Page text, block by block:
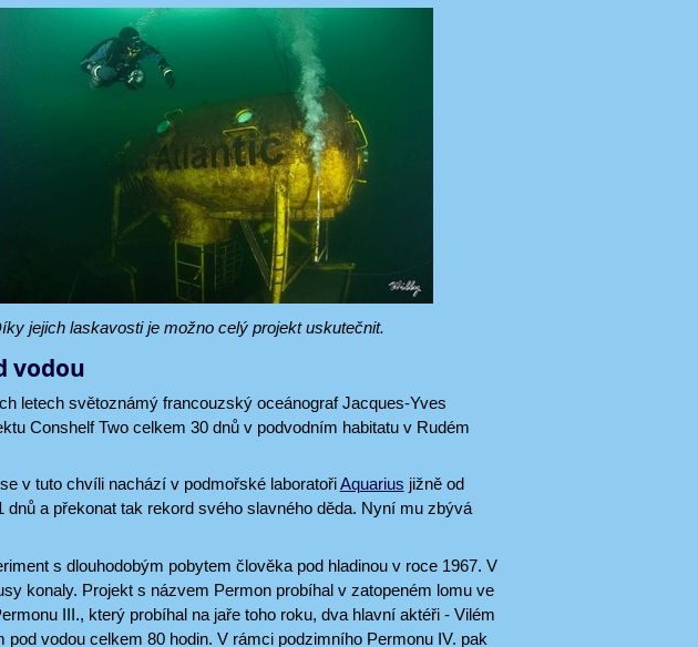
jejich laskavosti je možno celý projekt uskutečnit.
vodou
letech světoznámý francouzský oceánograf Jacques-Yves
Conshelf Two celkem 30 dnů v podvodním habitatu v Rudém
v tuto chvíli nachází v podmořské laboratořiAquarius jižně od
a překonat tak rekord svého slavného děda. Nyní mu zbývá
s dlouhodobým pobytem člověka pod hladinou v roce 1967. V
konaly. Projekt s názvem Permon probíhal v zatopeném lomu ve
III., který probíhal na jaře toho roku, dva hlavní aktéři - Vilém
vodou celkem 80 hodin. V rámci podzimního Permonu IV. pak